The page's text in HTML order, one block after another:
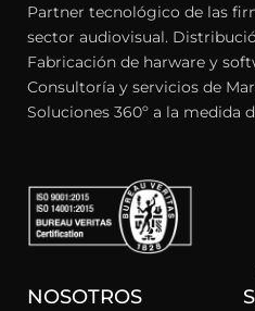
Partner tecnológico de las
sector audiovisual.
Fabricación de harware y
Consultoría y servicios de
Soluciones 360º a la medida
NOSOTROS